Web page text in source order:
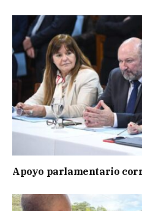
Apoyo parlamentario